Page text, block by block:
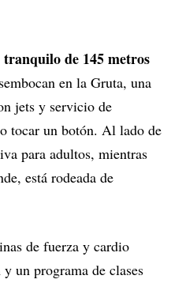
de 145 metros
en la Gruta, una
jets y servicio de
tocar un botón. Al lado de
para adultos, mientras
está rodeada de
de fuerza y cardio
un programa de clases